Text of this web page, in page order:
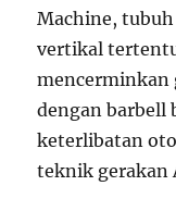
Machine,
vertikal
mencerminkan
dengan barbell
keterlibatan
teknik gerakan